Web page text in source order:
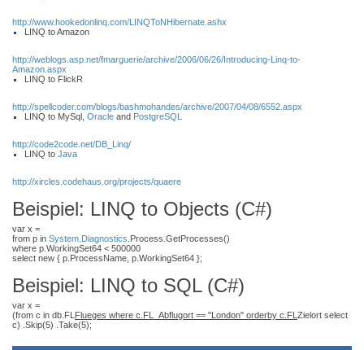
http://www.hookedonlinq.com/LINQToNHibernate.ashx
LINQ to Amazon
http://weblogs.asp.net/fmarguerie/archive/2006/06/26/Introducing-Linq-to-
Amazon.aspx
LINQ to FlickR
http://spellcoder.com/blogs/bashmohandes/archive/2007/04/08/6552.aspx
LINQ to MySql, Oracle and PostgreSQL
http://code2code.net/DB_Linq/
LINQ to Java
http://xircles.codehaus.org/projects/quaere
Beispiel: LINQ to Objects (C#)
var x =
from p in System.Diagnostics .Process.GetProcesses()
where p.WorkingSet64 < 500000
select new { p.ProcessName, p.WorkingSet64 };
Beispiel: LINQ to SQL (C#)
var x =
(from c in db.FL Flueges where c.FL_Abflugort == "London" orderby c.FL Zielort select
c) .Skip(5) .Take(5);